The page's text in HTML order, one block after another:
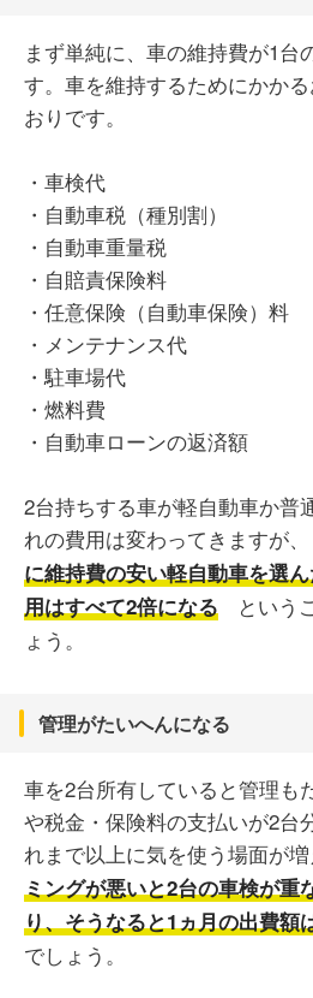
まず単純に、車の維持費が1台
す。車を維持するためにかか
おりです。
・車検代
・自動車税（種別割）
・自動車重量税
・自賠責保険料
・任意保険（自動車保険）料
・メンテナンス代
・駐車場代
・燃料費
・自動車ローンの返済額
2台持ちする車が軽自動車か普
れの費用は変わってきますが、
に維持費の安い軽自動車を選
用はすべて2倍になる
という
ょう。
管理がたいへんになる
車を2台所有していると管理も
や税金・保険料の支払いが2台
れまで以上に気を使う場面が増
ミングが悪いと2台の車検が重
り、そうなると1ヵ月の出費額
でしょう。